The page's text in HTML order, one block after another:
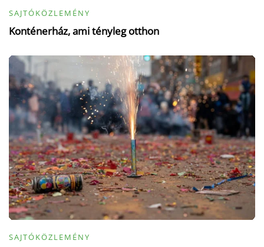
SAJTÓKÖZLEMÉNY
Konténerház, ami tényleg otthon
SAJTÓKÖZLEMÉNY